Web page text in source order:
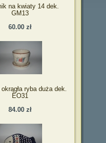
na kwiaty 14 dek.
GM13
60.00 zł
ryba duża dek.
EO31
84.00 zł